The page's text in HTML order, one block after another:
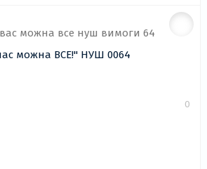
можна ВСЕ!" НУШ 0064
0